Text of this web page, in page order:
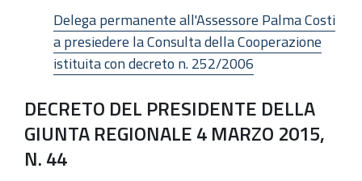
Delega permanente all'Assessore Palma Costi
a presiedere la Consulta della Cooperazione
istituita con decreto n. 252/2006
DECRETO DEL PRESIDENTE DELLA
GIUNTA REGIONALE 4 MARZO 2015,
N. 44